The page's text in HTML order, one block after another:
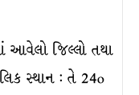
આવેલો જિલ્લો તથા
સ્થાન : તે 24o